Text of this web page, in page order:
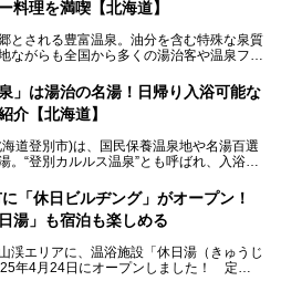
社バルクオム商品のPR記事です。
視点で豊富温泉の“天然オイルバス”をレポ
や日帰り入浴施設をはじめ、宿泊施設・ア
料理を満喫【北海道】
とされる豊富温泉。油分を含む特殊な泉質
ながらも全国から多くの湯治客や温泉ファ
豊富温泉の開湯当初から営業する老舗旅
の良さと名物のバター料理に定評があり、
じめ、パブリックスペース・客室など宿の
紹介します！
」は湯治の名湯！日帰り入浴可能な
介【北海道】
道登別市)は、国民保養温泉地や名湯百選
。“登別カルルス温泉”とも呼ばれ、入浴剤
は対照的な存在で、今も湯治場的な要素が
です。
ス温泉をご紹介。温泉地の概要や泉質解説
入浴可能な全３施設の紹介・周辺観光・ア
「休日ビルヂング」がオープン！
湯」も宿泊も楽しめる
渓エリアに、温浴施設「休日湯（きゅうじ
年4月24日にオープンしました！ 定山